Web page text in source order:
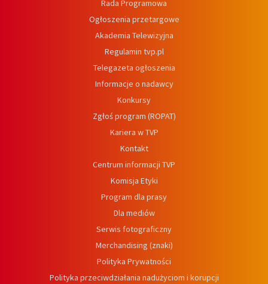
Rada Programowa
Ogłoszenia przetargowe
Akademia Telewizyjna
Regulamin tvp.pl
Telegazeta ogłoszenia
Informacje o nadawcy
Konkursy
Zgłoś program (ROPAT)
Kariera w TVP
Kontakt
Centrum informacji TVP
Komisja Etyki
Program dla prasy
Dla mediów
Serwis fotograficzny
Merchandising (znaki)
Polityka Prywatności
Polityka przeciwdziałania nadużyciom i korupcji